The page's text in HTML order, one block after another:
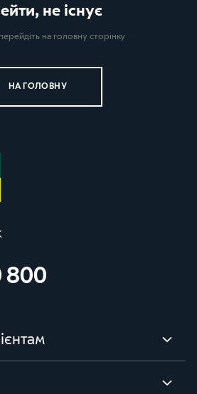
БАНК
не існує
на головну сторінку
НА ГОЛОВНУ
800